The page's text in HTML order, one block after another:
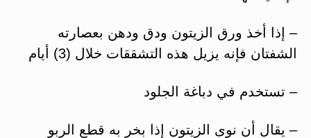
– إذا أخذ ورق الزيتون ودق ودهن بعصارته
الشفتان فإنه يزيل هذه التشققات خلال (3) أيام
– تستخدم في دباغة الجلود
– يقال أن نوى الزيتون إذا بخر به قطع الربو